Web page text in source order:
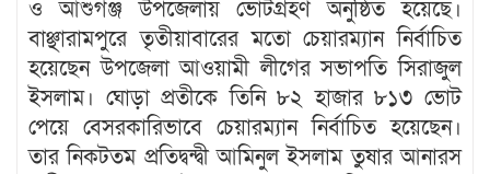
ও আশুগঞ্জ উপজেলায় ভোটগ্রহণ অনুষ্ঠিত হয়েছে।
বাঞ্ছারামপুরে তৃতীয়াবারের মতো চেয়ারম্যান নির্বাচিত
হয়েছেন উপজেলা আওয়ামী লীগের সভাপতি সিরাজুল
ইসলাম। ঘোড়া প্রতীকে তিনি ৮২ হাজার ৮১৩ ভোট
পেয়ে বেসরকারিভাবে চেয়ারম্যান নির্বাচিত হয়েছেন।
তার নিকটতম প্রতিদ্বন্দ্বী আমিনুল ইসলাম তুষার আনারস